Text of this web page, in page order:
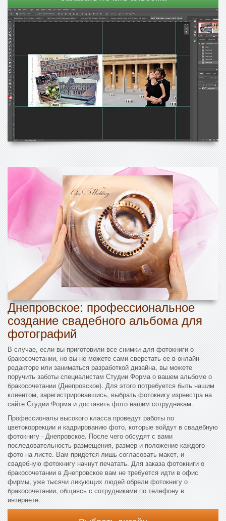
Днепровское: профессиональное
создание свадебного альбома для
фотографий
В случае, если вы приготовили все снимки для фотокниги о
бракосочетании, но вы не можете сами сверстать ее в онлайн-
редакторе или заниматься разработкой дизайна, вы можете
поручить заботы специалистам Студии Форма о вашем альбоме о
бракосочетании (Днепровское). Для этого потребуется быть нашим
клиентом, зарегистрировавшись, выбрать фотокнигу изреестра на
сайте Студии Форма и доставить фото нашим сотрудникам.
Профессионалы высокого класса проведут работы по
цветокоррекции и кадрированию фото, которые войдут в свадебную
фотокнигу - Днепровское. После чего обсудят с вами
последовательность размещения, размер и положение каждого
фото на листе. Вам придется лишь согласовать макет, и
свадебную фотокнигу начнут печатать. Для заказа фотокниги о
бракосочетании в Днепровское вам не требуется идти в офис
фирмы, уже тысячи ликующих людей обрели фотокнигу о
бракосочетании, общаясь с сотрудниками по телефону в
интернете.